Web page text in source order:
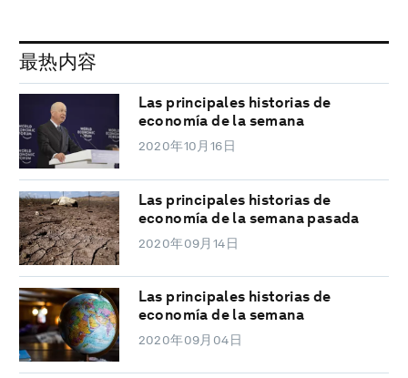
最热内容
Las principales historias de
economía de la semana
2020年10月16日
Las principales historias de
economía de la semana pasada
2020年09月14日
Las principales historias de
economía de la semana
2020年09月04日